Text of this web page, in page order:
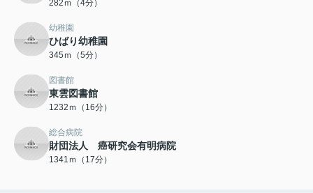
282ｍ（4分）
幼稚園
ひばり幼稚園
345ｍ（5分）
図書館
東雲図書館
1232ｍ（16分）
総合病院
財団法人 癌研究会有明病院
1341ｍ（17分）